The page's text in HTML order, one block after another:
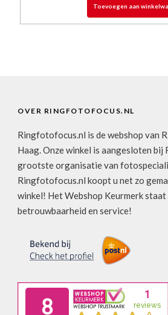
Toevoegen aan
OVER RINGFOTOFOCUS.NL
Ringfotofocus.nl is de webshop van
Haag. Onze winkel is aangesloten bij
grootste organisatie van
Ringfotofocus.nl koopt u net zo
winkel! Het Webshop Keurmerk
betrouwbaarheid en service!